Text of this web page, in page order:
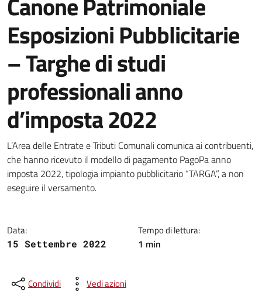
Esposizioni Pubblicitarie
– Targhe di studi
professionali anno
d’imposta 2022
Dettagli della notizia
L’Area delle Entrate e Tributi Comunali comunica ai contribuenti,
che hanno ricevuto il modello di pagamento PagoPa anno
imposta 2022, tipologia impianto pubblicitario “TARGA”, a non
eseguire il versamento.
Data:
15 Settembre 2022
Tempo di lettura:
1 min
Condividi Vedi azioni